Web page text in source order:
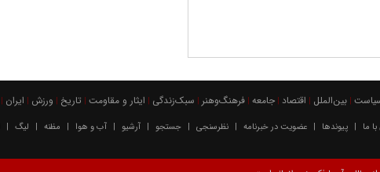
| بين‌الملل | اقتصاد | جامعه | فرهنگ‌و‌هنر | سبک‌زندگی | ایثار و مقاومت | تاریخ | ورزش | ايران |
ما | پیوندها | عضویت در خبرنامه | نظرسنجی | جستجو | آرشیو | آب و هوا | مظنه | لیگ |